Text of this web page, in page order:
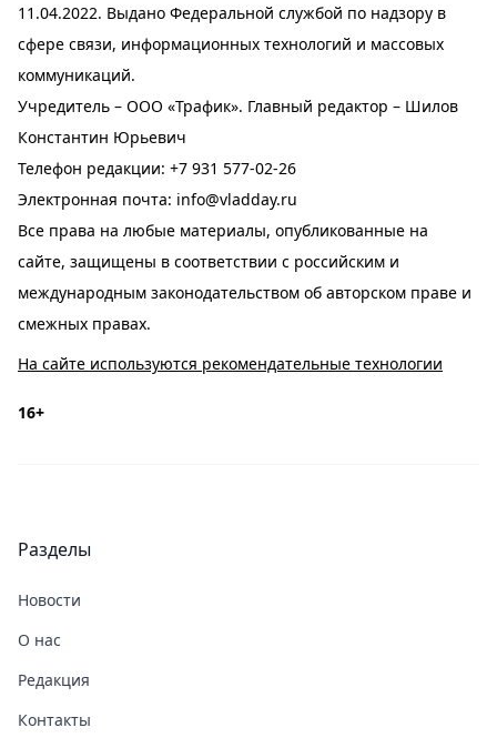
11.04.2022. Выдано Федеральной службой по надзору в
сфере связи, информационных технологий и массовых
коммуникаций.
Учредитель – ООО «Трафик». Главный редактор – Шилов
Константин Юрьевич
Телефон редакции: +7 931 577-02-26
Электронная почта: info@vladday.ru
Все права на любые материалы, опубликованные на
сайте, защищены в соответствии с российским и
международным законодательством об авторском праве и
смежных правах.
На сайте используются рекомендательные технологии
16+
Разделы
Новости
О нас
Редакция
Контакты